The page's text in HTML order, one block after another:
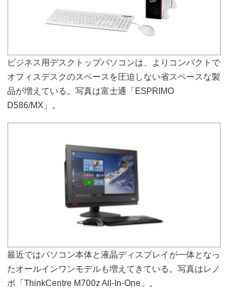
ビジネス用デスクトップパソコンは、よりコンパクトで
オフィスデスクのスペースを圧迫しない省スペースな製
品が増えている。写真は富士通「ESPRIMO
D586/MX」。
最近ではパソコン本体と液晶ディスプレイが一体となっ
たオールインワンモデルも増えてきている。写真はレノ
ボ「ThinkCentre M700z All-In-One」。